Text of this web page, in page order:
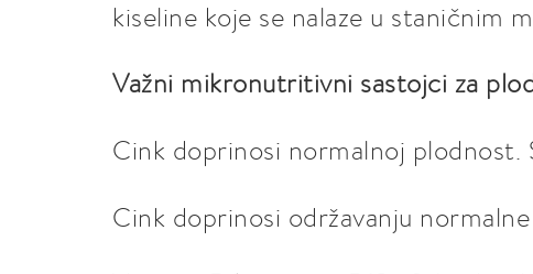
kiseline koje se nalaze u staničnim
Važni mikronutritivni sastojci za
Cink doprinosi normalnoj plodnost.
Cink doprinosi održavanju